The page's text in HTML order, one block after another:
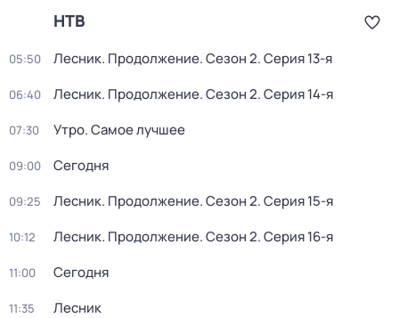
НТВ
05:50 Лесник. Продолжение. Сезон 2. Серия 13-я
06:40 Лесник. Продолжение. Сезон 2. Серия 14-я
07:30 Утро. Самое лучшее
09:00 Сегодня
09:25 Лесник. Продолжение. Сезон 2. Серия 15-я
10:12 Лесник. Продолжение. Сезон 2. Серия 16-я
11:00 Сегодня
11:35 Лесник